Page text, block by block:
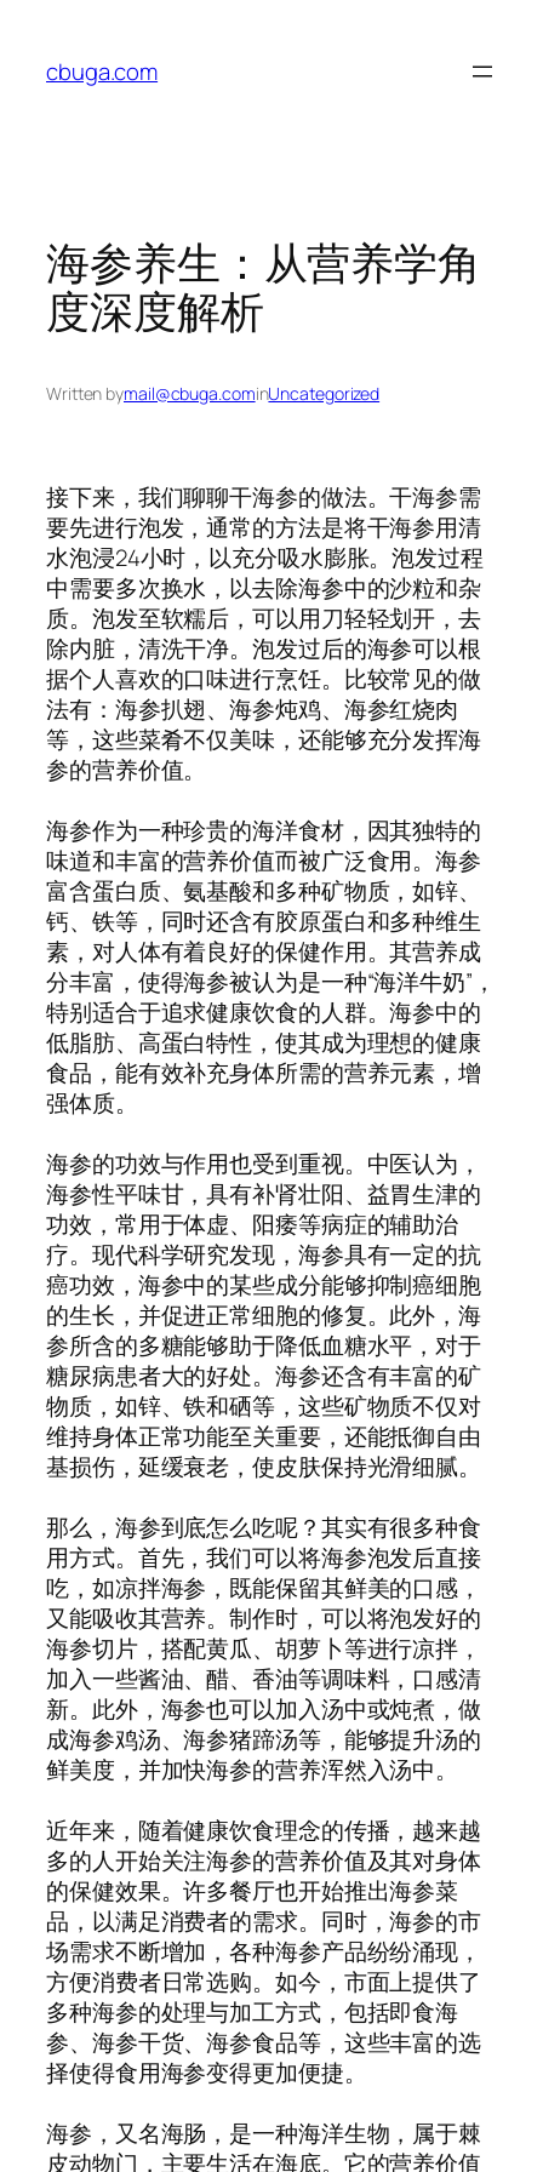
content
cbuga.com
海参养生：从营养学角
度深度解析
Written bymail@cbuga.cominUncategorized
接下来，我们聊聊干海参的做法。干海参需
要先进行泡发，通常的方法是将干海参用清
水泡浸24小时，以充分吸水膨胀。泡发过程
中需要多次换水，以去除海参中的沙粒和杂
质。泡发至软糯后，可以用刀轻轻划开，去
除内脏，清洗干净。泡发过后的海参可以根
据个人喜欢的口味进行烹饪。比较常见的做
法有：海参扒翅、海参炖鸡、海参红烧肉
等，这些菜肴不仅美味，还能够充分发挥海
参的营养价值。
海参作为一种珍贵的海洋食材，因其独特的
味道和丰富的营养价值而被广泛食用。海参
富含蛋白质、氨基酸和多种矿物质，如锌、
钙、铁等，同时还含有胶原蛋白和多种维生
素，对人体有着良好的保健作用。其营养成
分丰富，使得海参被认为是一种“海洋牛奶”，
特别适合于追求健康饮食的人群。海参中的
低脂肪、高蛋白特性，使其成为理想的健康
食品，能有效补充身体所需的营养元素，增
强体质。
海参的功效与作用也受到重视。中医认为，
海参性平味甘，具有补肾壮阳、益胃生津的
功效，常用于体虚、阳痿等病症的辅助治
疗。现代科学研究发现，海参具有一定的抗
癌功效，海参中的某些成分能够抑制癌细胞
的生长，并促进正常细胞的修复。此外，海
参所含的多糖能够助于降低血糖水平，对于
糖尿病患者大的好处。海参还含有丰富的矿
物质，如锌、铁和硒等，这些矿物质不仅对
维持身体正常功能至关重要，还能抵御自由
基损伤，延缓衰老，使皮肤保持光滑细腻。
那么，海参到底怎么吃呢？其实有很多种食
用方式。首先，我们可以将海参泡发后直接
吃，如凉拌海参，既能保留其鲜美的口感，
又能吸收其营养。制作时，可以将泡发好的
海参切片，搭配黄瓜、胡萝卜等进行凉拌，
加入一些酱油、醋、香油等调味料，口感清
新。此外，海参也可以加入汤中或炖煮，做
成海参鸡汤、海参猪蹄汤等，能够提升汤的
鲜美度，并加快海参的营养浑然入汤中。
近年来，随着健康饮食理念的传播，越来越
多的人开始关注海参的营养价值及其对身体
的保健效果。许多餐厅也开始推出海参菜
品，以满足消费者的需求。同时，海参的市
场需求不断增加，各种海参产品纷纷涌现，
方便消费者日常选购。如今，市面上提供了
多种海参的处理与加工方式，包括即食海
参、海参干货、海参食品等，这些丰富的选
择使得食用海参变得更加便捷。
海参，又名海肠，是一种海洋生物，属于棘
皮动物门，主要生活在海底。它的营养价值